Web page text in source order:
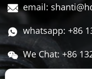
 email:
 whatsapp: +86
 We Chat: +86